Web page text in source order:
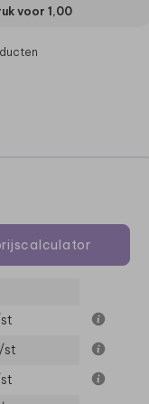
voor 1,00
st